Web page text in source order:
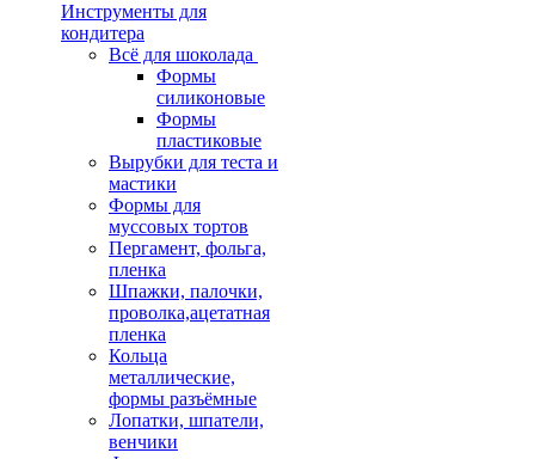
Инструменты для
кондитера
Всё для шоколада
Формы
силиконовые
Формы
пластиковые
Вырубки для теста и
мастики
Формы для
муссовых тортов
Пергамент, фольга,
пленка
Шпажки, палочки,
проволка,ацетатная
пленка
Кольца
металлические,
формы разъёмные
Лопатки, шпатели,
венчики